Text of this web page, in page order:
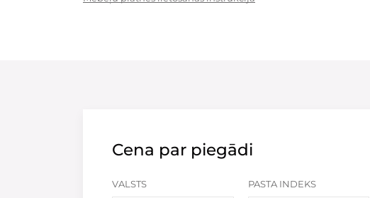
Cena par piegādi
VALSTS PASTA INDEKS